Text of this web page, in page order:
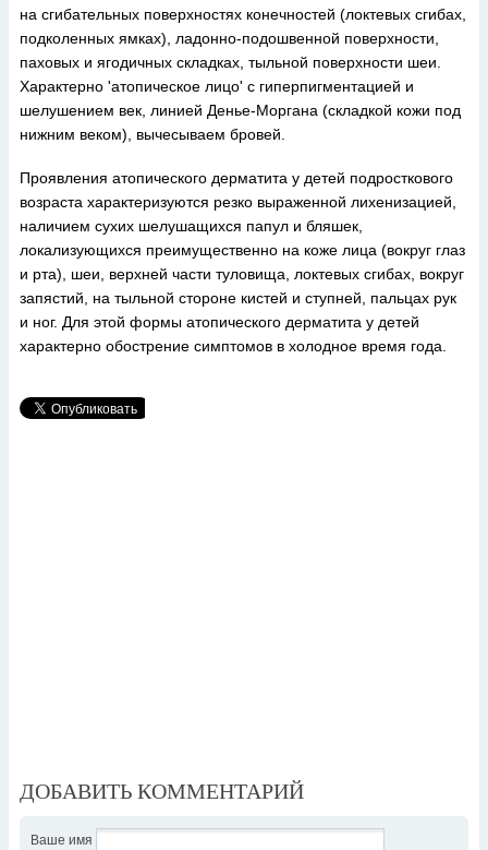
на сгибательных поверхностях конечностей (локтевых сгибах,
подколенных ямках), ладонно-подошвенной поверхности,
паховых и ягодичных складках, тыльной поверхности шеи.
Характерно 'атопическое лицо' с гиперпигментацией и
шелушением век, линией Денье-Моргана (складкой кожи под
нижним веком), вычесываем бровей.
Проявления атопического дерматита у детей подросткового
возраста характеризуются резко выраженной лихенизацией,
наличием сухих шелушащихся папул и бляшек,
локализующихся преимущественно на коже лица (вокруг глаз
и рта), шеи, верхней части туловища, локтевых сгибах, вокруг
запястий, на тыльной стороне кистей и ступней, пальцах рук
и ног. Для этой формы атопического дерматита у детей
характерно обострение симптомов в холодное время года.
ДОБАВИТЬ КОММЕНТАРИЙ
Ваше имя